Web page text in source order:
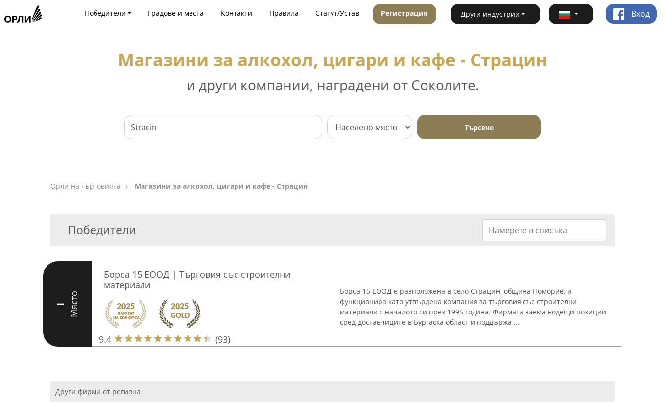
Победители Градове и места Контакти Правила Статут/Устав Регистрация Други индустрии Вход
Магазини за алкохол, цигари и кафе - Страцин
и други компании, наградени от Соколите.
Търсене
Орли на търговията Магазини за алкохол, цигари и кафе - Страцин
Победители
I Място
Борса 15 ЕООД | Търговия със строителни
материали
9.4 (93)
Борса 15 ЕООД е разположена в село Страцин, община Поморие, и
функционира като утвърдена компания за търговия със строителни
материали с началото си през 1995 година. Фирмата заема водещи позиции
сред доставчиците в Бургаска област и поддържа ...
Други фирми от региона